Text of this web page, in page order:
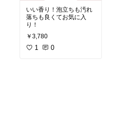
いい香り！泡立ちも汚れ
落ちも良くてお気に入
り！
￥3,780
1 0